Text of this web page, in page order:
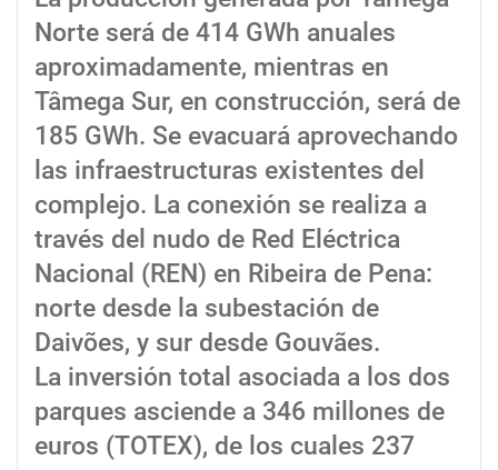
Norte será de 414 GWh anuales
aproximadamente, mientras en
Tâmega Sur, en construcción, será de
185 GWh. Se evacuará aprovechando
las infraestructuras existentes del
complejo. La conexión se realiza a
través del nudo de Red Eléctrica
Nacional (REN) en Ribeira de Pena:
norte desde la subestación de
Daivões, y sur desde Gouvães.
La inversión total asociada a los dos
parques asciende a 346 millones de
euros (TOTEX), de los cuales 237